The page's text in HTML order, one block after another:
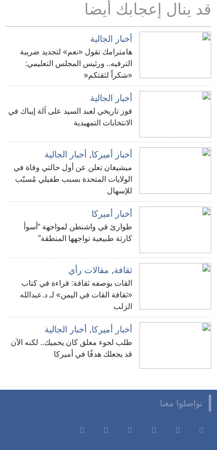
قد ينال إعجابك أيضا
أخبار الجالية
هامترامك تقول «نعم» لتجديد ضريبة
الترفيه.. ورئيس المجلس التعليمي:
«شكراً لثقتكم«
أخبار الجالية
فوز تاريخي لعبد السيد على آلة إيباك في
الانتخابات التمهيدية
أخبار أميركا, أخبار الجالية
ميشيغان تعلن عن أول حالتي وفاة في
الولايات المتحدة بسبب طفيلي مُسبّب
للإسهال
أخبار أميركا
طوارئ في واشنطن لمواجهة “أسوأ
كارثة طبيعية تواجهها المنطقة”
ثقافة, مقالات رأي
القات بوصفه ثقافة: قراءة في كتاب
«ثقافة القات في اليمن» لـ د.عبدالله
الزلب
أخبار أميركا, أخبار الجالية
طلب لجوء معلق كان يحميك.. لكنه الآن
قد يجعلك هدفًا في أميركا
تواصلوا معنا